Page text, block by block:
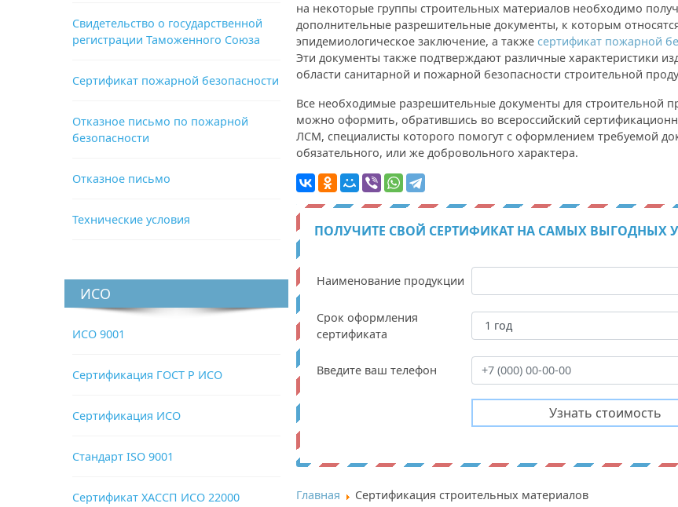
Свидетельство о государственной
регистрации Таможенного Союза
Сертификат пожарной безопасности
Отказное письмо по пожарной
безопасности
Отказное письмо
Технические условия
ИСО
ИСО 9001
Сертификация ГОСТ Р ИСО
Сертификация ИСО
Стандарт ISO 9001
Сертификат ХАССП ИСО 22000
на некоторые группы строительных материалов необходимо
дополнительные разрешительные документы, к которым
эпидемиологическое заключение, а также сертификат пожарной
Эти документы также подтверждают различные характеристики
области санитарной и пожарной безопасности строительной
Все необходимые разрешительные документы для строительной
можно оформить, обратившись во всероссийский
ЛСМ, специалисты которого помогут с оформлением требуемой
обязательного, или же добровольного характера.
ПОЛУЧИТЕ СВОЙ СЕРТИФИКАТ НА САМЫХ ВЫГОДНЫХ
Наименование продукции
Срок оформления
сертификата
Введите ваш телефон
Главная Сертификация строительных материалов